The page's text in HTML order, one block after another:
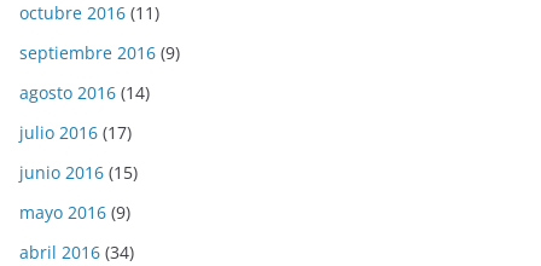
octubre 2016 (11)
septiembre 2016 (9)
agosto 2016 (14)
julio 2016 (17)
junio 2016 (15)
mayo 2016 (9)
abril 2016 (34)